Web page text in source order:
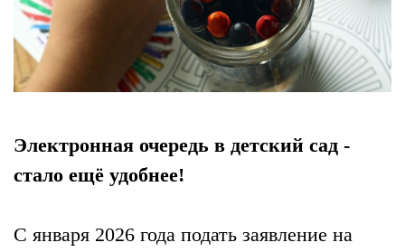
Электронная очередь в детский сад -
стало ещё удобнее!
С января 2026 года подать заявление на